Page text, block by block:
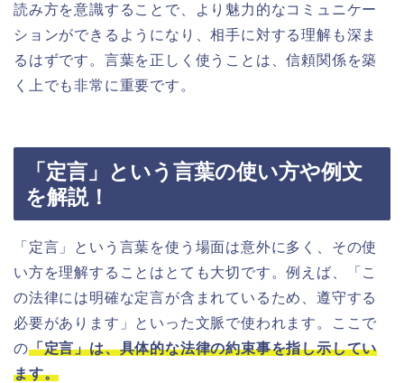
読み方を意識することで、より魅力的なコミュニケー
ションができるようになり、相手に対する理解も深ま
るはずです。言葉を正しく使うことは、信頼関係を築
く上でも非常に重要です。
「定言」という言葉の使い方や例文
を解説！
「定言」という言葉を使う場面は意外に多く、その使
い方を理解することはとても大切です。例えば、「こ
の法律には明確な定言が含まれているため、遵守する
必要があります」といった文脈で使われます。ここで
の「定言」は、具体的な法律の約束事を指し示してい
ます。